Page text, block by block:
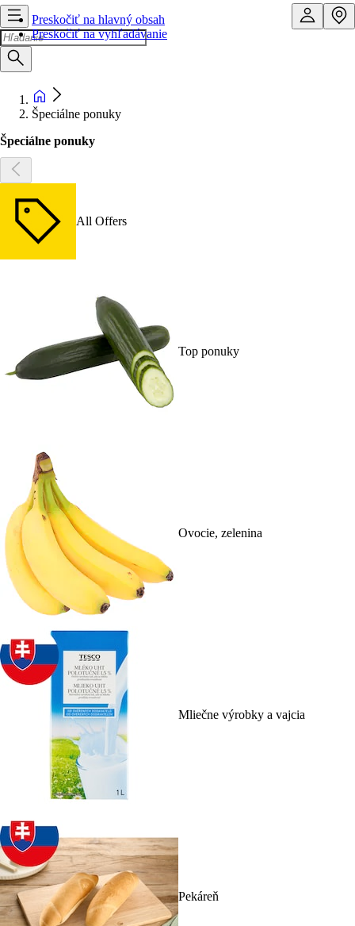
Preskočiť na hlavný obsah
Preskočiť na vyhľadávanie
Špeciálne ponuky
Špeciálne ponuky
All Offers
Top ponuky
Ovocie, zelenina
Mliečne výrobky a vajcia
Pekáreň